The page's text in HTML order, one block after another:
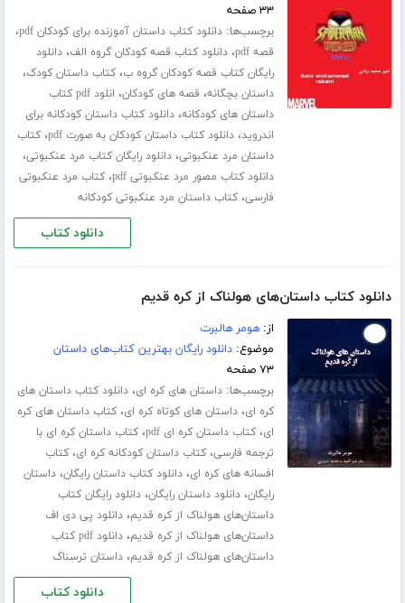
۳۳ صفحه
برچسب‌ها:دانلود کتاب داستان آموزنده برای کودکان pdf ،
قصه pdf ،دانلود کتاب قصه کودکان گروه الف،دانلود
رایگان کتاب قصه کودکان گروه ب،کتاب داستان کودک،
داستان بچگانه، قصه های کودکان،
انلود pdf کتاب
داستان های کودکانه،دانلود کتاب داستان کودکانه برای
اندروید،دانلود کتاب داستان کودکان به صورت pdf ،کتاب
داستان مرد عنکبوتی،دانلود رایگان کتاب مرد عنکبوتی،
دانلود کتاب مصور مرد عنکبوتی pdf ،کتاب مرد عنکبوتی
فارسی،کتاب داستان مرد عنکبوتی کودکانه
دانلود کتاب
دانلود کتاب داستان‌های هولناک از کره قدیم
از:هومر هالبرت
موضوع:دانلود رایگان بهترین کتاب‌های داستان
۷۳ صفحه
برچسب‌ها:داستان های کره ای،دانلود کتاب داستان های
کره ای،داستان های کوتاه کره ای،کتاب داستان های کره
ای،کتاب داستان کره ای pdf ،کتاب داستان کره ای با
ترجمه فارسی،کتاب داستان کودکانه کره ای،کتاب
افسانه های کره ای،دانلود کتاب داستان رایگان،داستان
رایگان،دانلود داستان رایگان،دانلود رایگان کتاب
داستان‌های هولناک از کره قدیم،دانلود پی دی اف
داستان‌های هولناک از کره قدیم،
دانلود pdf کتاب
داستان‌های هولناک از کره قدیم،داستان ترسناک
دانلود کتاب